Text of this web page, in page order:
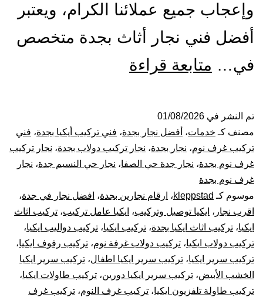
وإعجاب جميع عملائنا الكرام، ويعتبر
أفضل فني نجار أثاث بجدة متخصص
في… متابعة قراءة
|
فك
وتركيب
غرف
دولاب
تم النشر في 01/08/2026
مصنف كـ خدمات، أفضل نجار بجدة، فني تركيب أيكيا بجدة، فني
تركيب غرف نوم، نجار بجدة، نجار تركيب دولاب بجدة، نجار تركيب
غرف نوم بجدة، نجار جدة حي الصفا، نجار حي النسيم جدة، نجار
غرف نوم بجدة
موسوم كـ kleppstad، ارقام نجارين بجدة، افضل نجار في جدة،
اقرب نجار ، ايكيا توصيل وتركيب، ايكيا عامل تركيب، تركيب اثاث
ايكيا، تركيب اثاث ايكيا بجدة، تركيب ايكيا، تركيب دواليب ايكيا،
تركيب دولاب ايكيا، تركيب دولاب غرفة نوم، تركيب رفوف ايكيا،
تركيب سرير ايكيا، تركيب سرير ايكيا اطفال، تركيب سرير ايكيا
الخشب الأبيض، تركيب سرير ايكيا دورين، تركيب طاولات ايكيا،
تركيب طاولة تلفزيون ايكيا، تركيب غرف النوم، تركيب غرف